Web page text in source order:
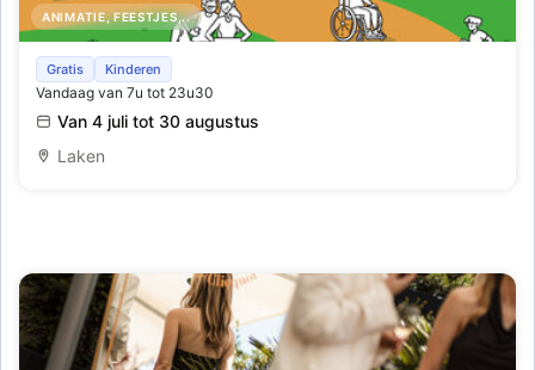
ANIMATIE, FEESTJES,..
Ontdek deze zomer Parkway ! ☀️
Gratis Kinderen
Vandaag van 7u tot 23u30
Van 4 juli tot 30 augustus
Laken